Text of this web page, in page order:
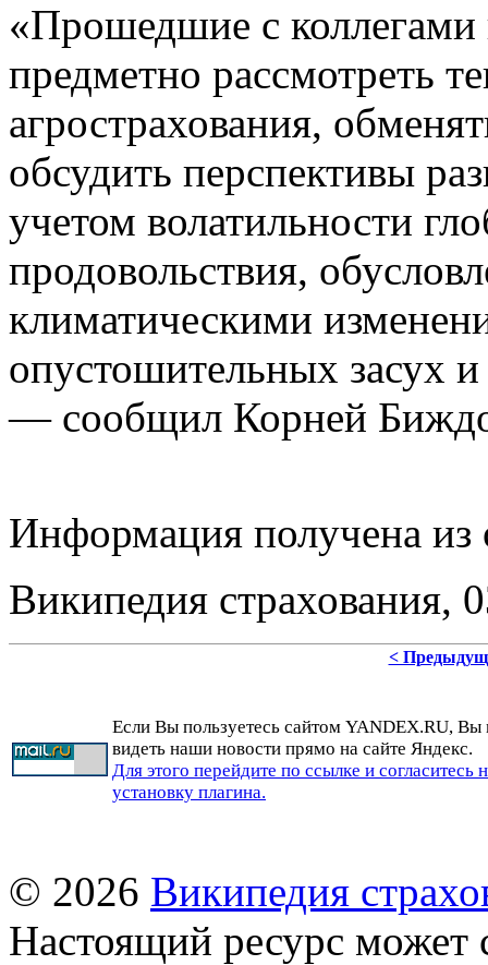
«Прошедшие с коллегами
предметно рассмотреть
агрострахования,
обсудить перспективы
учетом волатильности
продовольствия,
климатическими
опустошительных засух
— сообщил Корней
Информация получена из
Википедия страхования,
<
Если Вы пользуетесь сайтом YANDEX.RU, Вы
видеть наши новости прямо на сайте Яндекс.
Для этого перейдите по ссылке и согласитесь
установку плагина.
© 2026 Википедия
Настоящий ресурс может